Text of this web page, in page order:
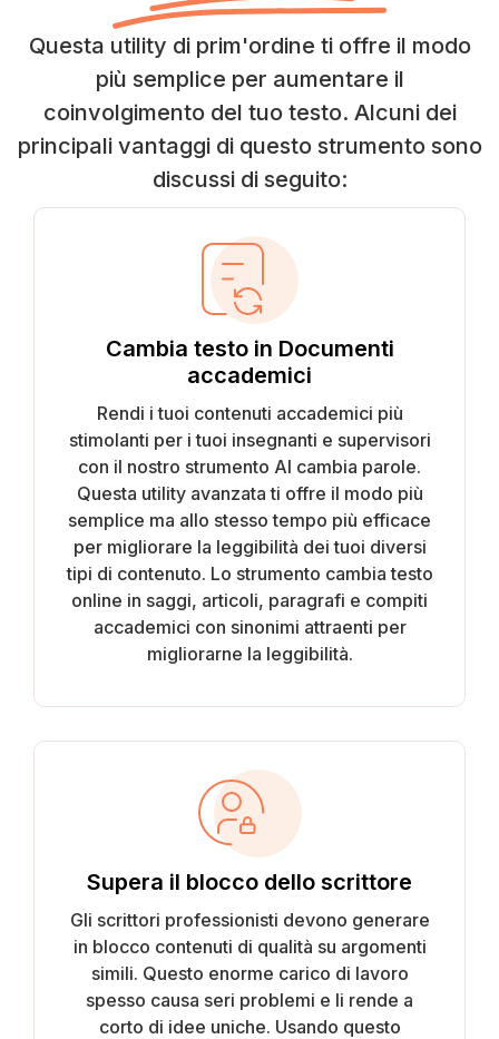
Questa utility di prim'ordine ti offre il modo
più semplice per aumentare il
coinvolgimento del tuo testo. Alcuni dei
principali vantaggi di questo strumento sono
discussi di seguito:
Cambia testo in Documenti
accademici
Rendi i tuoi contenuti accademici più
stimolanti per i tuoi insegnanti e supervisori
con il nostro strumento AI cambia parole.
Questa utility avanzata ti offre il modo più
semplice ma allo stesso tempo più efficace
per migliorare la leggibilità dei tuoi diversi
tipi di contenuto. Lo strumento cambia testo
online in saggi, articoli, paragrafi e compiti
accademici con sinonimi attraenti per
migliorarne la leggibilità.
Supera il blocco dello scrittore
Gli scrittori professionisti devono generare
in blocco contenuti di qualità su argomenti
simili. Questo enorme carico di lavoro
spesso causa seri problemi e li rende a
corto di idee uniche. Usando questo